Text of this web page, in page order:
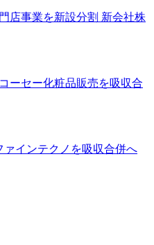
店事業を新設分割 新会社株
ーセー化粧品販売を吸収合
インテクノを吸収合併へ